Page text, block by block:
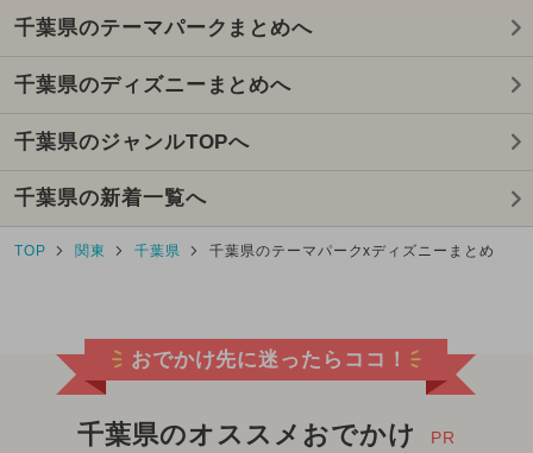
千葉県のテーマパークまとめへ
千葉県のディズニーまとめへ
千葉県のジャンルTOPへ
千葉県の新着一覧へ
TOP 関東 千葉県 千葉県のテーマパークxディズニーまとめ
おでかけ先に迷ったらココ！
千葉県のオススメおでかけ PR